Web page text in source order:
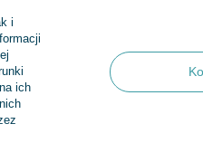
400
i
ich